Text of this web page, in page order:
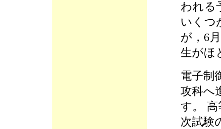
われる
いくつ
が，6
生がほ
電子制
攻科へ
す。
次試験